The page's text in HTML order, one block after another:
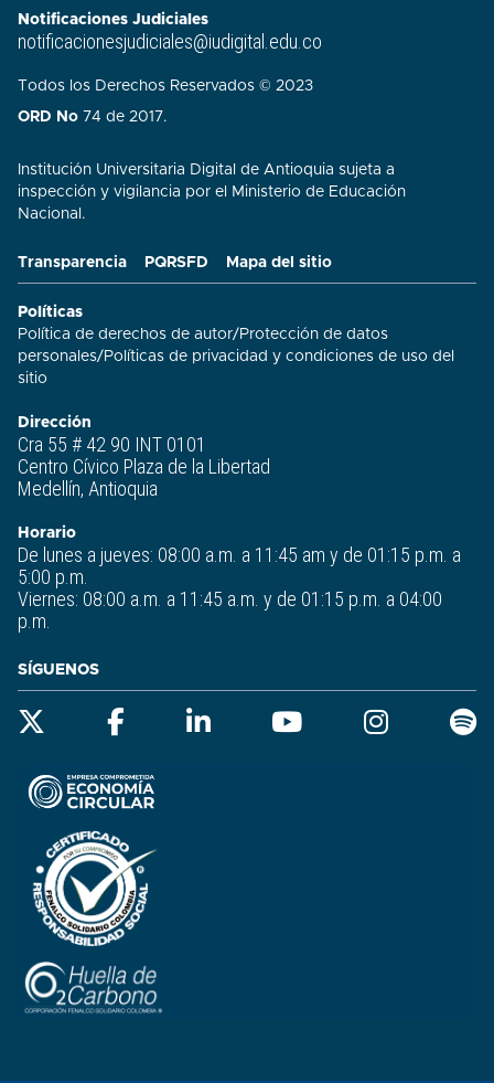
Transparencia PQRSFD Mapa del sitio
Políticas
Política de derechos de autor/Protección de datos
personales/Políticas de privacidad y condiciones de uso del
sitio​
Dirección
Cra 55 # 42 90 INT 0101
Centro Cívico Plaza de la Libertad
Medellín, Antioquia
Horario
De lunes a jueves: 08:00 a.m. a 11:45 am y de 01:15 p.m. a
5:00 p.m.
Viernes: 08:00 a.m. a 11:45 a.m. y de 01:15 p.m. a 04:00
p.m.
Notificaciones Judiciales
notificacionesjudiciales@iudigital.edu.co
Todos los Derechos Reservados © 2023
ORD No 74 de 2017.
Institución Universitaria Digital de Antioquia sujeta a
inspección y vigilancia por el Ministerio de Educación
Nacional.
SÍGUENOS